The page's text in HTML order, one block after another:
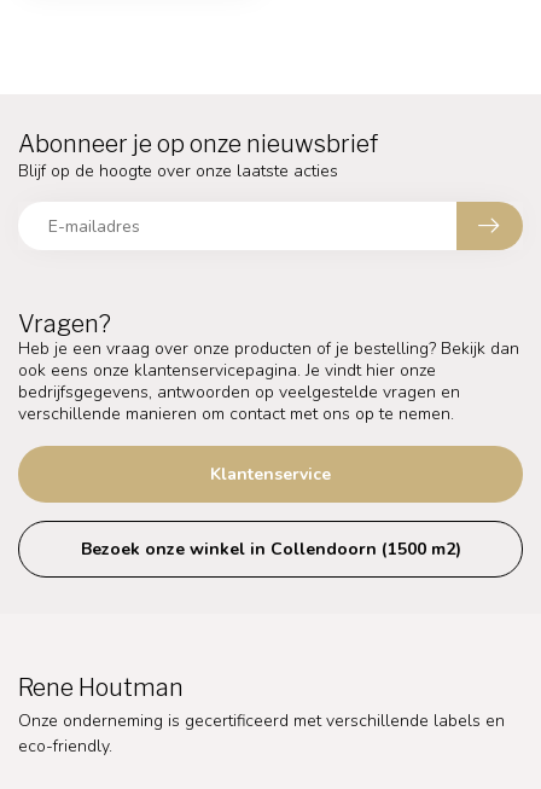
Vragen?
Heb je een vraag over onze producten of je bestelling? Bekijk dan
ook eens onze klantenservicepagina. Je vindt hier onze
bedrijfsgegevens, antwoorden op veelgestelde vragen en
verschillende manieren om contact met ons op te nemen.
Klantenservice
Bezoek onze winkel in Collendoorn (1500 m2)
Abonneer je op onze nieuwsbrief
Blijf op de hoogte over onze laatste acties
Rene Houtman
Onze onderneming is gecertificeerd met verschillende labels en
eco-friendly.